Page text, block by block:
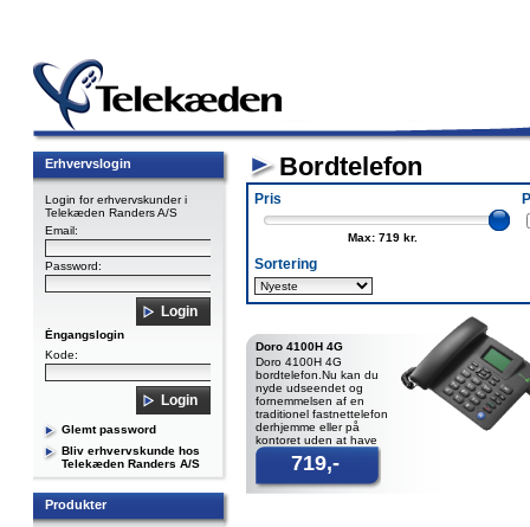
Erhvervslogin
Login for erhvervskunder i
Telekæden Randers A/S
Email:
Password:
Éngangslogin
Kode:
Glemt password
Bliv erhvervskunde hos
Telekæden Randers A/S
Produkter
Bordtelefon
Pris
Max: 719 kr.
Sortering
Doro 4100H 4G
Doro 4100H 4G
bordtelefon.Nu kan du
nyde udseendet og
fornemmelsen af en
traditionel fastnettelefon
derhjemme eller på
kontoret uden at have
fastnet. I modsætning til
almindelige s
719,-